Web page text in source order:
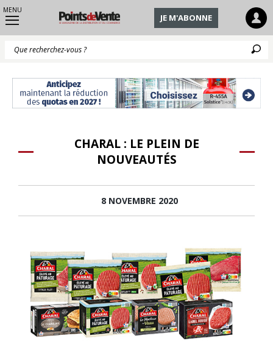
MENU
JE M'ABONNE
CHARAL : LE PLEIN DE
NOUVEAUTÉS
8 NOVEMBRE 2020